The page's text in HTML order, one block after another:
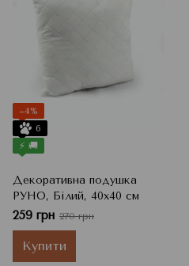
−4%
6
⚡ 🚚
Декоративна подушка
РУНО, Білий, 40x40 см
259 грн 270 грн
Купити